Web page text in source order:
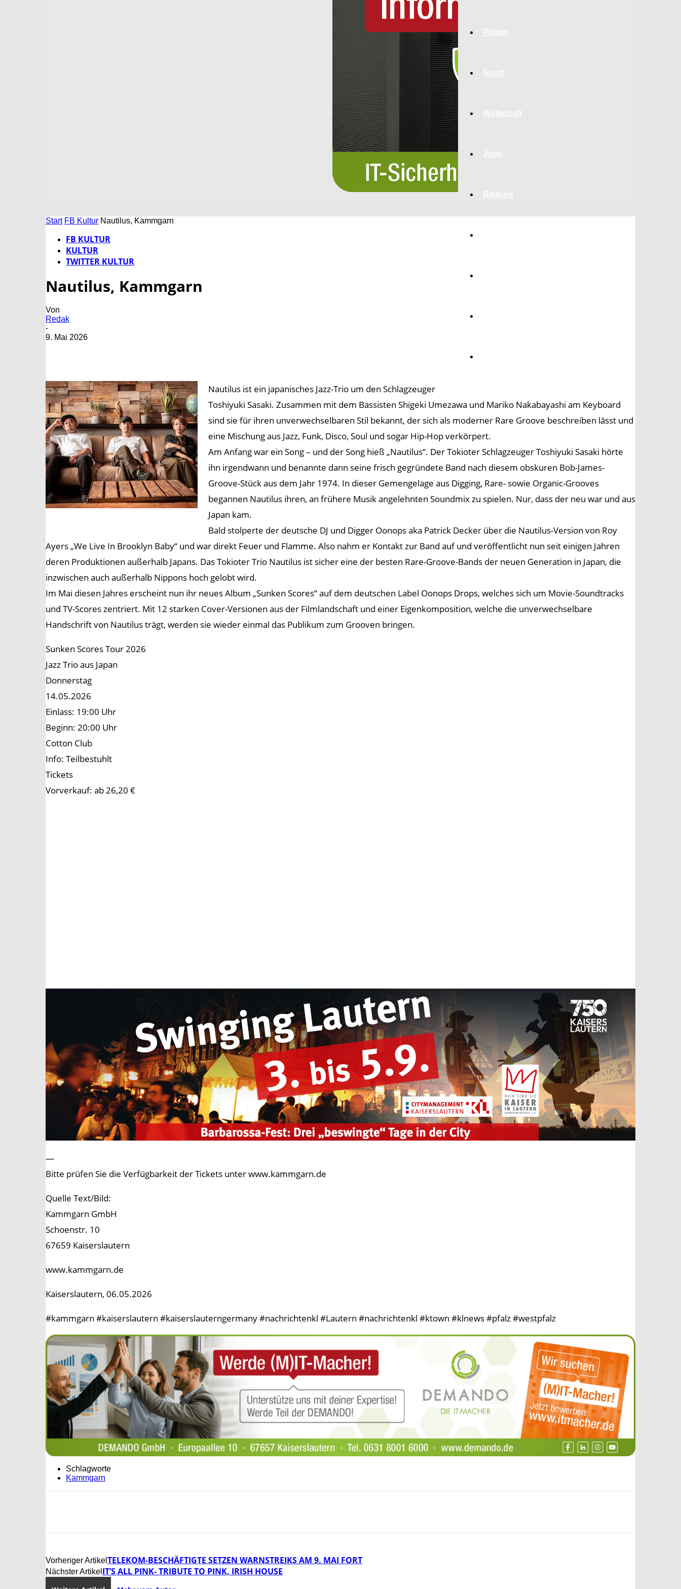
Start FB Kultur Nautilus, Kammgarn
FB KULTUR
KULTUR
TWITTER KULTUR
Nautilus, Kammgarn
Von
Redak
-
9. Mai 2026
Nautilus ist ein japanisches Jazz-Trio um den Schlagzeuger
Toshiyuki Sasaki. Zusammen mit dem Bassisten Shigeki Umezawa und Mariko Nakabayashi am Keyboard
sind sie für ihren unverwechselbaren Stil bekannt, der sich als moderner Rare Groove beschreiben lässt und
eine Mischung aus Jazz, Funk, Disco, Soul und sogar Hip-Hop verkörpert.
Am Anfang war ein Song – und der Song hieß „Nautilus“. Der Tokioter Schlagzeuger Toshiyuki Sasaki hörte
ihn irgendwann und benannte dann seine frisch gegründete Band nach diesem obskuren Bob-James-
Groove-Stück aus dem Jahr 1974. In dieser Gemengelage aus Digging, Rare- sowie Organic-Grooves
begannen Nautilus ihren, an frühere Musik angelehnten Soundmix zu spielen. Nur, dass der neu war und aus
Japan kam.
Bald stolperte der deutsche DJ und Digger Oonops aka Patrick Decker über die Nautilus-Version von Roy
Ayers „We Live In Brooklyn Baby“ und war direkt Feuer und Flamme. Also nahm er Kontakt zur Band auf und veröffentlicht nun seit einigen Jahren
deren Produktionen außerhalb Japans. Das Tokioter Trio Nautilus ist sicher eine der besten Rare-Groove-Bands der neuen Generation in Japan, die
inzwischen auch außerhalb Nippons hoch gelobt wird.
Im Mai diesen Jahres erscheint nun ihr neues Album „Sunken Scores“ auf dem deutschen Label Oonops Drops, welches sich um Movie-Soundtracks
und TV-Scores zentriert. Mit 12 starken Cover-Versionen aus der Filmlandschaft und einer Eigenkomposition, welche die unverwechselbare
Handschrift von Nautilus trägt, werden sie wieder einmal das Publikum zum Grooven bringen.
Sunken Scores Tour 2026
Jazz Trio aus Japan
Donnerstag
14.05.2026
Einlass: 19:00 Uhr
Beginn: 20:00 Uhr
Cotton Club
Info: Teilbestuhlt
Tickets
Vorverkauf: ab 26,20 €
—
Bitte prüfen Sie die Verfügbarkeit der Tickets unter www.kammgarn.de
Quelle Text/Bild:
Kammgarn GmbH
Schoenstr. 10
67659 Kaiserslautern
www.kammgarn.de
Kaiserslautern, 06.05.2026
#kammgarn #kaiserslautern #kaiserslauterngermany #nachrichtenkl #Lautern #nachrichtenkl #ktown #klnews #pfalz #westpfalz
Schlagworte
Kammgarn
Vorheriger Artikel TELEKOM-BESCHÄFTIGTE SETZEN WARNSTREIKS AM 9. MAI FORT
Nächster Artikel IT’S ALL PINK- TRIBUTE TO PINK, IRISH HOUSE